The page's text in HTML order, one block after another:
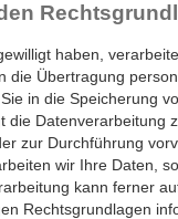
haben,
die Übertragung
in die Speicherung
Datenverarbeitung
zur Durchführung
wir Ihre Daten,
kann ferner
Rechtsgrundlagen